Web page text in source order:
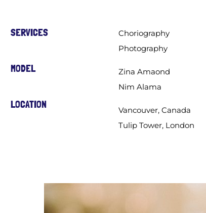
SERVICES
MODEL
LOCATION
Choriography
Photography
Zina Amaond
Nim Alama
Vancouver, Canada
Tulip Tower, London